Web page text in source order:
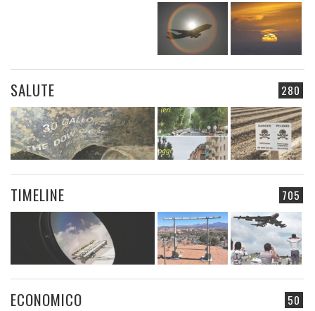
280
SALUTE
705
TIMELINE
50
ECONOMICO